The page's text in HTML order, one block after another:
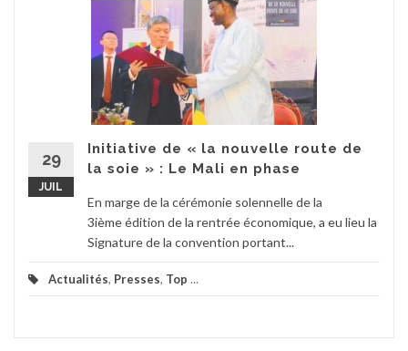
29
JUIL
Initiative de « la nouvelle route de
la soie » : Le Mali en phase
En marge de la cérémonie solennelle de la
3ième édition de la rentrée économique, a eu lieu la
Signature de la convention portant...
Actualités, Presses, Top ...